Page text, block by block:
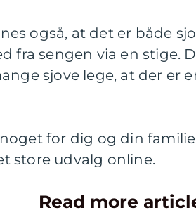
også, at det er både
fra sengen via en stige.
sjove lege, at der er
for dig og din
store udvalg online.
Read more